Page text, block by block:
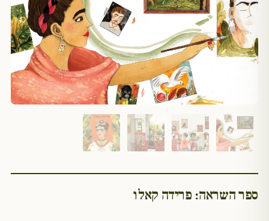
ספר השראה: פרידה קאלו